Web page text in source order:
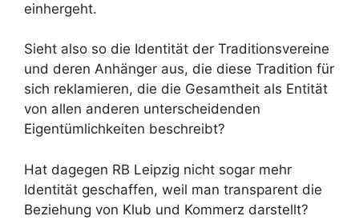
einhergeht.
Sieht also so die Identität der Traditionsvereine
und deren Anhänger aus, die diese Tradition für
sich reklamieren, die die Gesamtheit als Entität
von allen anderen unterscheidenden
Eigentümlichkeiten beschreibt?
Hat dagegen RB Leipzig nicht sogar mehr
Identität geschaffen, weil man transparent die
Beziehung von Klub und Kommerz darstellt?